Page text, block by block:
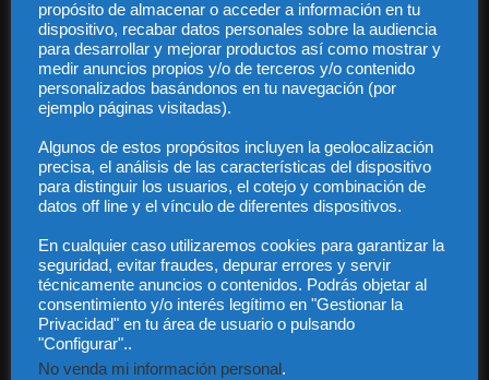
Audiencia y Publicidad
Quiénes somos
Privacidad
Contacto
Guía Colaboradores
Contáctanos: info@diariojuridico.com
propósito de almacenar o acceder a información en tu
dispositivo, recabar datos personales sobre la audiencia
para desarrollar y mejorar productos así como mostrar y
medir anuncios propios y/o de terceros y/o contenido
personalizados basándonos en tu navegación (por
ejemplo páginas visitadas).
Algunos de estos propósitos incluyen la geolocalización
precisa, el análisis de las características del dispositivo
para distinguir los usuarios, el cotejo y combinación de
datos off line y el vínculo de diferentes dispositivos.
En cualquier caso utilizaremos cookies para garantizar la
seguridad, evitar fraudes, depurar errores y servir
técnicamente anuncios o contenidos. Podrás objetar al
consentimiento y/o interés legítimo en "Gestionar la
Privacidad" en tu área de usuario o pulsando
"Configurar"..
No venda mi información personal.